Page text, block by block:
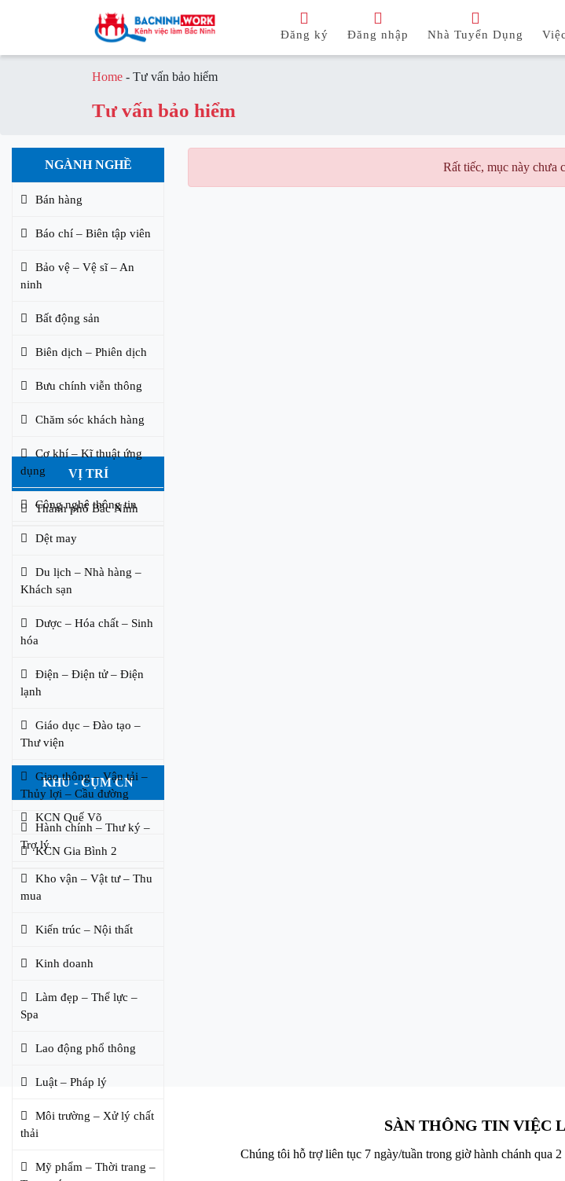
Đăng ký Đăng nhập Nhà Tuyển Dụng
Home - Tư vấn bảo hiểm
Tư vấn bảo hiểm
NGÀNH NGHỀ
Bán hàng
Báo chí – Biên tập viên
Bảo vệ – Vệ sĩ – An
ninh
Bất động sản
Biên dịch – Phiên dịch
Bưu chính viễn thông
Chăm sóc khách hàng
Cơ khí – Kĩ thuật ứng
dụng
Công nghệ thông tin
Dệt may
Du lịch – Nhà hàng –
Khách sạn
Dược – Hóa chất – Sinh
hóa
Điện – Điện tử – Điện
lạnh
Giáo dục – Đào tạo –
Thư viện
Giao thông – Vận tải –
Thủy lợi – Cầu đường
Hành chính – Thư ký –
Trợ lý
Kho vận – Vật tư – Thu
mua
Kiến trúc – Nội thất
Kinh doanh
Làm đẹp – Thể lực –
Spa
Lao động phổ thông
Luật – Pháp lý
Môi trường – Xử lý chất
thải
Mỹ phẩm – Thời trang –
VỊ TRÍ
Thành phố Bắc Ninh
KHU - CỤM CN
KCN Quế Võ
KCN Gia Bình 2
Rất tiếc, mục này chưa
SÀN THÔNG TIN VIỆC
Chúng tôi hỗ trợ liên tục 7 ngày/tuần trong giờ hành chánh qua